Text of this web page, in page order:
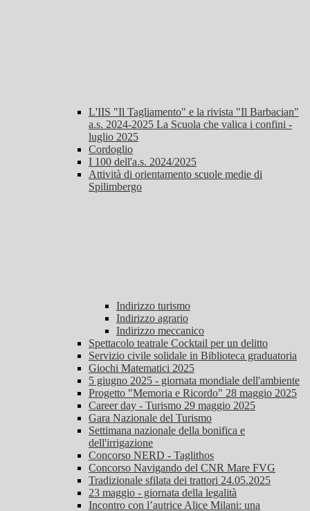
L'IIS "Il Tagliamento" e la rivista "Il Barbacian"
a.s. 2024-2025 La Scuola che valica i confini -
luglio 2025
Cordoglio
I 100 dell'a.s. 2024/2025
Attività di orientamento scuole medie di
Spilimbergo
Indirizzo turismo
Indirizzo agrario
Indirizzo meccanico
Spettacolo teatrale Cocktail per un delitto
Servizio civile solidale in Biblioteca graduatoria
Giochi Matematici 2025
5 giugno 2025 - giornata mondiale dell'ambiente
Progetto "Memoria e Ricordo" 28 maggio 2025
Career day - Turismo 29 maggio 2025
Gara Nazionale del Turismo
Settimana nazionale della bonifica e
dell'irrigazione
Concorso NERD - Taglithos
Concorso Navigando del CNR Mare FVG
Tradizionale sfilata dei trattori 24.05.2025
23 maggio - giornata della legalità
Incontro con l’autrice Alice Milani: una